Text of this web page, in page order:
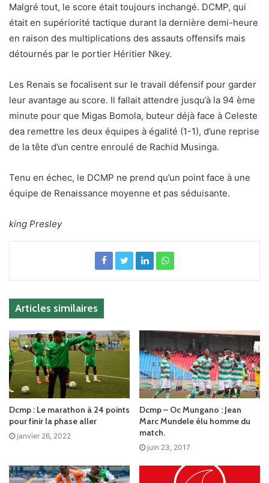
Malgré tout, le score était toujours inchangé. DCMP, qui
était en supériorité tactique durant la dernière demi-heure
en raison des multiplications des assauts offensifs mais
détournés par le portier Héritier Nkey.
Les Renais se focalisent sur le travail défensif pour garder
leur avantage au score. Il fallait attendre jusqu’à la 94 ème
minute pour que Migas Bomola, buteur déjà face à Celeste
dea remettre les deux équipes à égalité (1-1), d’une reprise
de la tête d’un centre enroulé de Rachid Musinga.
Tenu en échec, le DCMP ne prend qu’un point face à une
équipe de Renaissance moyenne et pas séduisante.
king Presley
Articles similaires
Dcmp : Le marathon à 24 points
pour finir la phase aller
janvier 26, 2022
Dcmp – Oc Mungano : Jean
Marc Mundele élu homme du
match.
juin 23, 2017